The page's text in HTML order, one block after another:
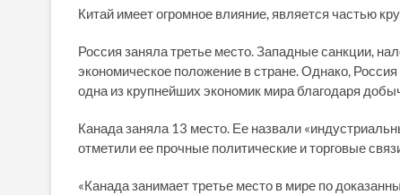
Китай имеет огромное влияние, является частью
Россия заняла третье место. Западные санкции,
экономическое положение в стране. Однако,
одна из крупнейших экономик мира благодаря
Канада заняла 13 место. Ее назвали
отметили ее прочные политические и торговые
«Канада занимает третье место в мире по